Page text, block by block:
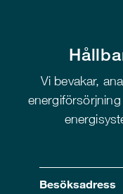
Vi bevakar,
Besöksadress